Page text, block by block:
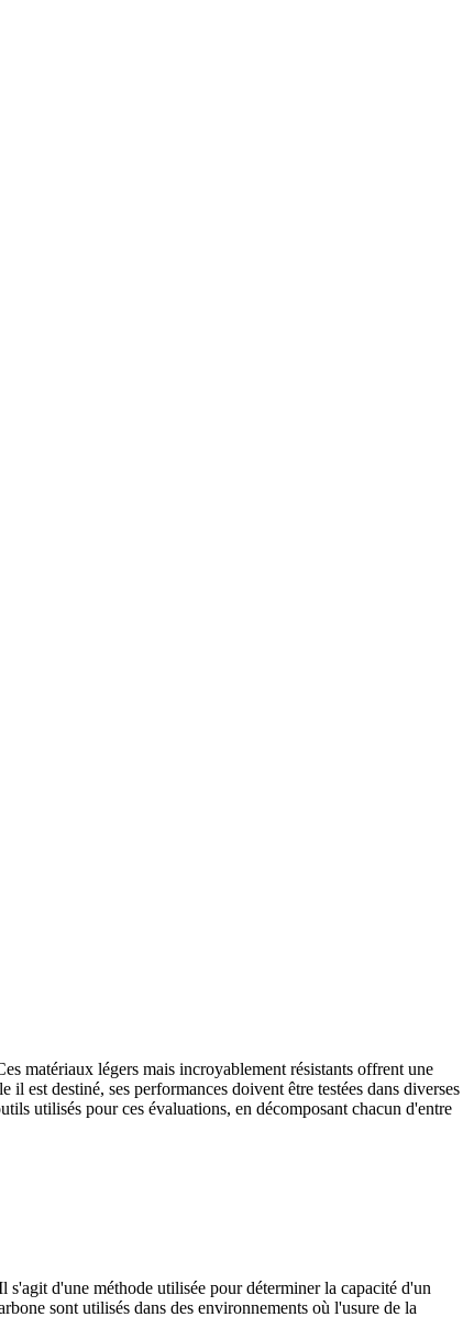
matériaux légers mais incroyablement résistants offrent une
est destiné, ses performances doivent être testées dans diverses
utilisés pour ces évaluations, en décomposant chacun d'entre
s'agit d'une méthode utilisée pour déterminer la capacité d'un
sont utilisés dans des environnements où l'usure de la